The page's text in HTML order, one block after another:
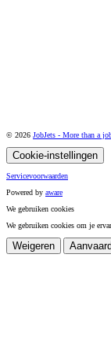
© 2026 JobJets - More than a
Cookie-instellingen
Servicevoorwaarden
Powered by aware
We gebruiken cookies
We gebruiken cookies om je
Weigeren